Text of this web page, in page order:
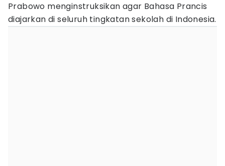
Prabowo menginstruksikan agar Bahasa Prancis
diajarkan di seluruh tingkatan sekolah di Indonesia.